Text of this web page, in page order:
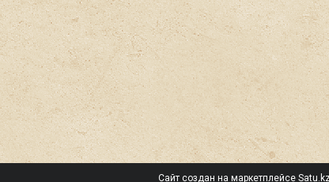
Сайт создан на маркетплейсе